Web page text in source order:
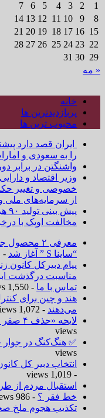
1
2
3
4
5
6
7
8
9
10
11
12
13
14
15
16
17
18
19
20
21
22
23
24
25
26
27
28
29
30
31
« مه
خانه
پربازدیدترین ها
محبوب ترین ها
ایران قصد دارد
را به سعودی و
واشنگتن در برابر
وزیر اقتصاد و
خصوصی و تغییر
از سرمایه‌های ملی
پیش بینی تولید ۹۰ هزار تن کره تا پایان سال
مخالفت اوپک با
“ساینا S ” آغاز شد
- 2,451 views
پیام دبیرکل کانون
مناسبت درگذشت
تماس با ما - 1,550 views
هند و چین برای
می‌دهند - 1,072 views
لایحه «حذف ۴ صفر از پول ملی» به مجلس رفت
views
✅ هنگ‌کنگ در جوار
views
انتخاب دبیر کل
- 1,019 views
استقبال مردم از
خط فقر ؟ - 986 views
تکذیب هجوم ملخ